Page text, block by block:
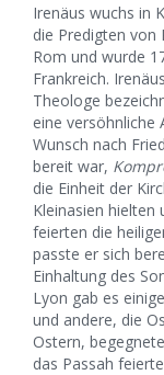
Irenäus wuchs in
die Predigten von
Rom und wurde
Frankreich.
Theologe
eine versöhnliche
Wunsch nach
bereit war,
die Einheit der
Kleinasien hielten
feierten die
passte er sich
Einhaltung des
Lyon gab es
und andere, die
Ostern,
das Passah